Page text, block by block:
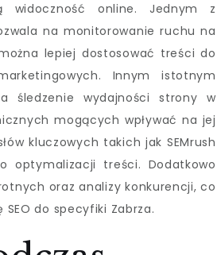
widoczność online. Jednym z
na monitorowanie ruchu na
lepiej dostosować treści do
Innym istotnym
śledzenie wydajności strony w
mogących wpływać na jej
kluczowych takich jak SEMrush
optymalizacji treści. Dodatkowo
oraz analizy konkurencji, co
do specyfiki Zabrza.